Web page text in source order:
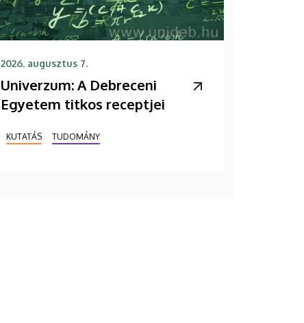
2026. augusztus 7.
Univerzum: A Debreceni
Egyetem titkos receptjei
KUTATÁS TUDOMÁNY